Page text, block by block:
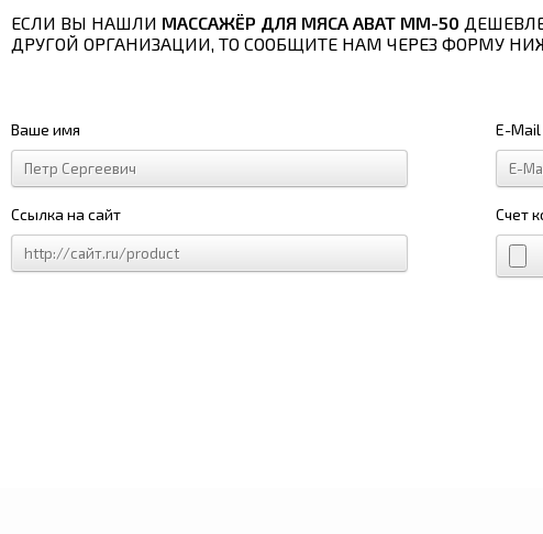
ЕСЛИ ВЫ НАШЛИ МАССАЖЁР ДЛЯ МЯСА ABAT ММ-50
ДРУГОЙ ОРГАНИЗАЦИИ, ТО СООБЩИТЕ НАМ ЧЕРЕЗ ФОРМУ
Ваше имя E-Mail
Ссылка на сайт Счет